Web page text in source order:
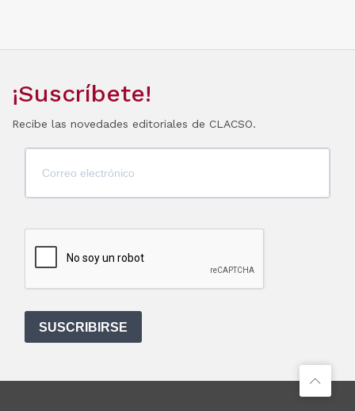
¡Suscríbete!
Recibe las novedades editoriales de CLACSO.
SUSCRIBIRSE